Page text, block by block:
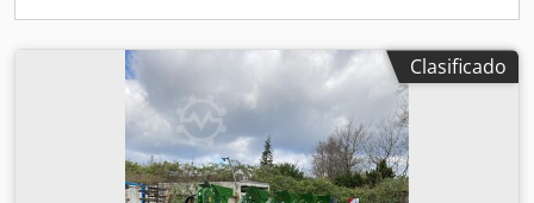
Clasificado